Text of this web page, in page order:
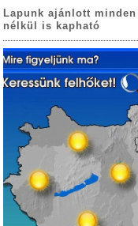
Lapunk ajánlott
nélkül is kapható